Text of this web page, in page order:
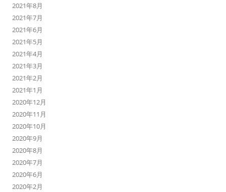
2021年8月
2021年7月
2021年6月
2021年5月
2021年4月
2021年3月
2021年2月
2021年1月
2020年12月
2020年11月
2020年10月
2020年9月
2020年8月
2020年7月
2020年6月
2020年2月